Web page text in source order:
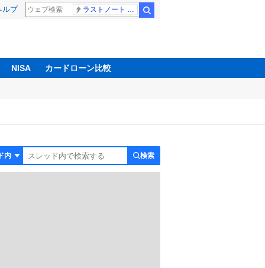
ルプ
NISA カードローン比較
検索